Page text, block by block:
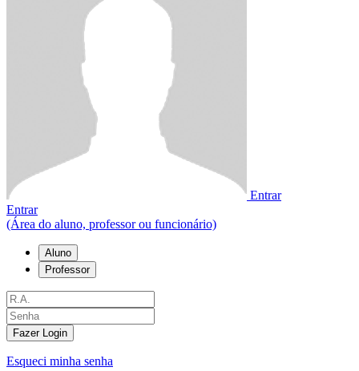
Entrar
Entrar
(Área do aluno, professor ou funcionário)
Aluno
Professor
Fazer Login
Esqueci minha senha